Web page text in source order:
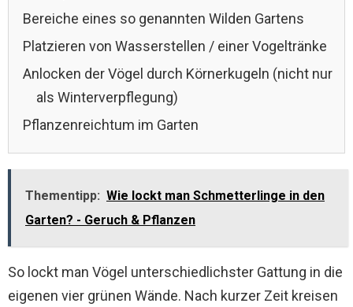
Bereiche eines so genannten Wilden Gartens
Platzieren von Wasserstellen / einer Vogeltränke
Anlocken der Vögel durch Körnerkugeln (nicht nur
als Winterverpflegung)
Pflanzenreichtum im Garten
Thementipp: Wie lockt man Schmetterlinge in den
Garten? - Geruch & Pflanzen
So lockt man Vögel unterschiedlichster Gattung in die
eigenen vier grünen Wände. Nach kurzer Zeit kreisen